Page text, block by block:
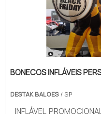
BONECOS INFLÁVEIS
DESTAK BALOES / SP
INFLÁVEL